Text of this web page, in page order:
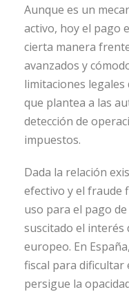
Aunque es un
activo, hoy el pago
cierta manera
avanzados y
limitaciones
que plantea a las
detección de
impuestos.
Dada la relación
efectivo y el fraude
uso para el pago
suscitado el interés
europeo. En
fiscal para dificultar
persigue la